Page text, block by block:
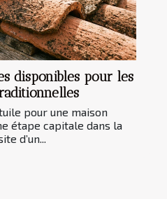
disponibles pour les
pour une maison
étape capitale dans la
d’un...